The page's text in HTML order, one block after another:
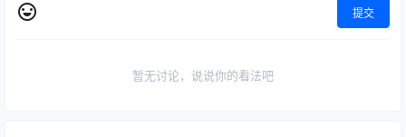
提交
暂无讨论，说说你的看法吧